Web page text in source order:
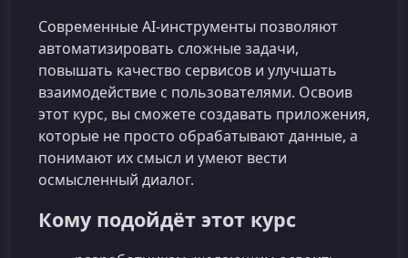
Современные AI‑инструменты позволяют
автоматизировать сложные задачи,
повышать качество сервисов и улучшать
взаимодействие с пользователями. Освоив
этот курс, вы сможете создавать приложения,
которые не просто обрабатывают данные, а
понимают их смысл и умеют вести
осмысленный диалог.
Кому подойдёт этот курс